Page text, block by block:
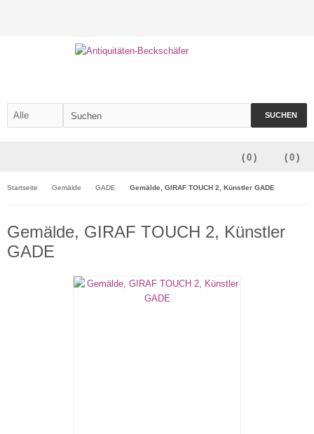
SUCHEN
( 0 )
( 0 )
Startseite Gemälde GADE Gemälde, GIRAF TOUCH 2, Künstler GADE
Gemälde, GIRAF TOUCH 2, Künstler
GADE